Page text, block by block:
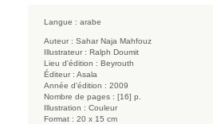
Langue : arabe
Auteur : Sahar Naja Mahfouz
Illustrateur : Ralph Doumit
Lieu d'édition : Beyrouth
Éditeur : Asala
Année d'édition : 2009
Nombre de pages : [16] p.
Illustration : Couleur
Format : 20 x 15 cm